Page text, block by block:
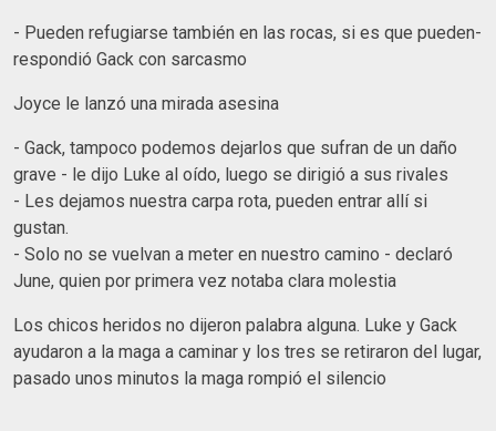
- Pueden refugiarse también en las rocas, si es que pueden-
respondió Gack con sarcasmo
Joyce le lanzó una mirada asesina
- Gack, tampoco podemos dejarlos que sufran de un daño
grave - le dijo Luke al oído, luego se dirigió a sus rivales
- Les dejamos nuestra carpa rota, pueden entrar allí si
gustan.
- Solo no se vuelvan a meter en nuestro camino - declaró
June, quien por primera vez notaba clara molestia
Los chicos heridos no dijeron palabra alguna. Luke y Gack
ayudaron a la maga a caminar y los tres se retiraron del lugar,
pasado unos minutos la maga rompió el silencio